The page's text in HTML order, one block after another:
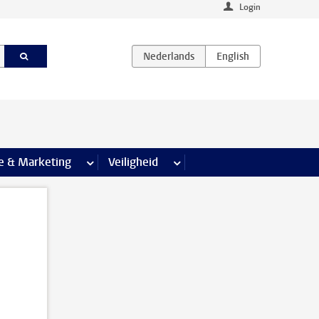
Login
& Marketing meer Communicatie & Marketing pagina’s
Veiligheid meer Veiligheid pagina’s